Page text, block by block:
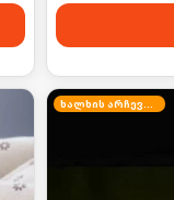
ხალხის არჩევანი